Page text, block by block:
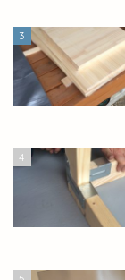
3
4